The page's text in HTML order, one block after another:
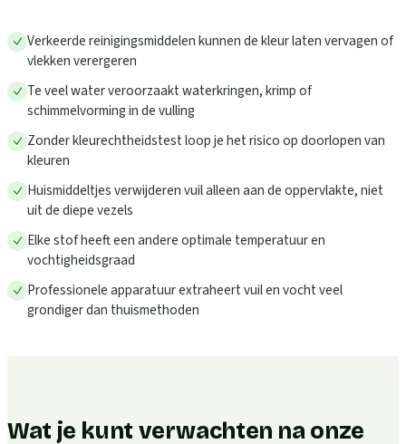
Verkeerde reinigingsmiddelen kunnen de kleur laten vervagen of
vlekken verergeren
Te veel water veroorzaakt waterkringen, krimp of
schimmelvorming in de vulling
Zonder kleurechtheidstest loop je het risico op doorlopen van
kleuren
Huismiddeltjes verwijderen vuil alleen aan de oppervlakte, niet
uit de diepe vezels
Elke stof heeft een andere optimale temperatuur en
vochtigheidsgraad
Professionele apparatuur extraheert vuil en vocht veel
grondiger dan thuismethoden
Wat je kunt verwachten na onze